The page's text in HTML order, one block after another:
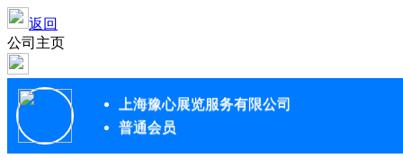
返回
公司主页
上海豫心展览服务有限公司
普通会员